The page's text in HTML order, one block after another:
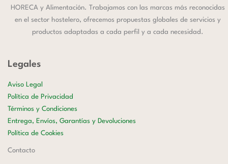
HORECA y Alimentación. Trabajamos con las marcas más reconocidas
en el sector hostelero, ofrecemos propuestas globales de servicios y
productos adaptadas a cada perfil y a cada necesidad.
Legales
Aviso Legal
Política de Privacidad
Términos y Condiciones
Entrega, Envíos, Garantías y Devoluciones
Política de Cookies
Contacto